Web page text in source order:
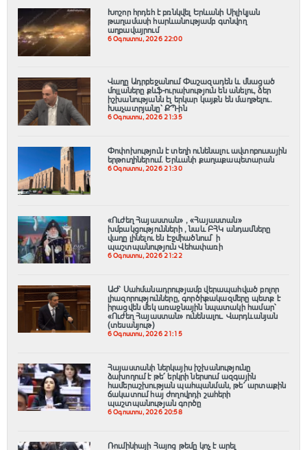
Խոշոր հրդեհ է բռնկվել Երևանի Սիլիկյան
թաղամասի հարևանությամբ գտնվող
աղբավայրում
6 Օգոստոս, 2026 22:00
Վաղը Ադրբեջանում Փաշազադեն և մնացած
մոլլաները քևֆ-ուրախություն են անելու, ձեր
իշխանությանն էլ երկար կայքն են մաղթելու.
Խաչատրյանը՝ ՔՊ-ին
6 Օգոստոս, 2026 21:35
Փոփոխություն է տեղի ունենալու ավտոբուսային
երթուղիներում․ Երևանի քաղաքապետարան
6 Օգոստոս, 2026 21:30
«Ուժեղ Հայաստան» , «Հայաստան»
խմբակցությունների , նաև ԲՀԿ անդամները
վաղը լինելու են Էջմիածնում` ի
պաշտպանություն Վեհափառի
6 Օգոստոս, 2026 21:22
ԱԺ՝ Սահմանադրությամբ վերապահված բոլոր
լիազորությունները, գործիքակազմերը պետք է
իրացվեն մեկ առաջնային նպատակի համար՝
«Ուժեղ Հայաստան» ունենալու. Վարդևանյան
(տեսանյութ)
6 Օգոստոս, 2026 21:15
Հայաստանի ներկայիս իշխանությունը
ձախողում է թե՛ երկրի ներսում ազգային
համերաշխության պահպանման, թե՛ արտաքին
ճակատում հայ ժողովրդի շահերի
պաշտպանության գործը
6 Օգոստոս, 2026 20:58
Ռումինիայի Հայոց թեմը կոչ է արել